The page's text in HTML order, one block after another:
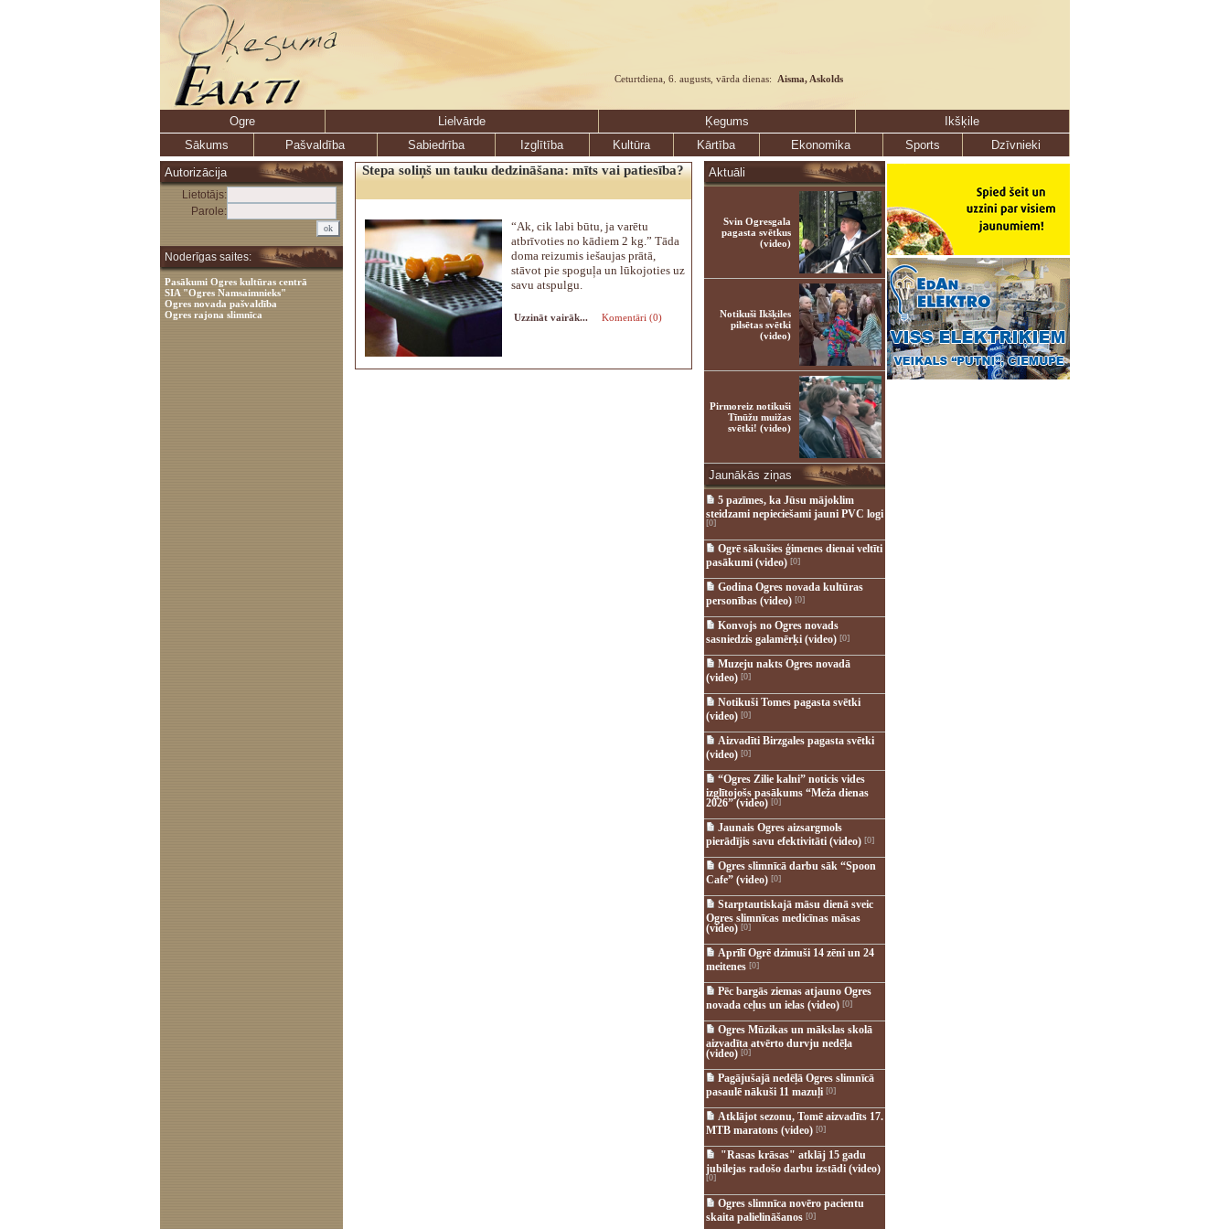
Ceturtdiena, 6. augusts, vārda dienas: Aisma, Askolds
Ogre Lielvārde Ķegums
Ikšķile
Sākums
Pašvaldība Sabiedrība Izglītība Kultūra Kārtība Ekonomika Sports
Dzīvnieki
Autorizācija
Lietotājs:
Parole:
Noderīgas saites:
Pasākumi Ogres kultūras centrā
SIA "Ogres Namsaimnieks"
Ogres novada pašvaldība
Ogres rajona slimnīca
Stepa soliņš un tauku dedzināšana: mīts vai patiesība?
“Ak, cik labi būtu, ja varētu
atbrīvoties no kādiem 2 kg.” Tāda
doma reizumis iešaujas prātā,
stāvot pie spoguļa un lūkojoties uz
savu atspulgu.
Uzzināt vairāk... Komentāri (0)
Aktuāli
Svin Ogresgala
pagasta svētkus
(video)
Notikuši Ikšķiles
pilsētas svētki
(video)
Pirmoreiz notikuši
Tīnūžu muižas
svētki! (video)
Jaunākās ziņas
5 pazīmes, ka Jūsu mājoklim
steidzami nepieciešami jauni PVC logi
[0]
Ogrē sākušies ģimenes dienai veltīti
pasākumi (video)[0]
Godina Ogres novada kultūras
personības (video)[0]
Konvojs no Ogres novads
sasniedzis galamērķi (video)[0]
Muzeju nakts Ogres novadā
(video)[0]
Notikuši Tomes pagasta svētki
(video)[0]
Aizvadīti Birzgales pagasta svētki
(video)[0]
“Ogres Zilie kalni” noticis vides
izglītojošs pasākums “Meža dienas
2026” (video)[0]
Jaunais Ogres aizsargmols
pierādījis savu efektivitāti (video)[0]
Ogres slimnīcā darbu sāk “Spoon
Cafe” (video)[0]
Starptautiskajā māsu dienā sveic
Ogres slimnīcas medicīnas māsas
(video)[0]
Aprīlī Ogrē dzimuši 14 zēni un 24
meitenes [0]
Pēc bargās ziemas atjauno Ogres
novada ceļus un ielas (video)[0]
Ogres Mūzikas un mākslas skolā
aizvadīta atvērto durvju nedēļa
(video)[0]
Pagājušajā nedēļā Ogres slimnīcā
pasaulē nākuši 11 mazuļi[0]
Atklājot sezonu, Tomē aizvadīts 17.
MTB maratons (video)[0]
"Rasas krāsas" atklāj 15 gadu
jubilejas radošo darbu izstādi (video)
[0]
Ogres slimnīca novēro pacientu
skaita palielināšanos [0]